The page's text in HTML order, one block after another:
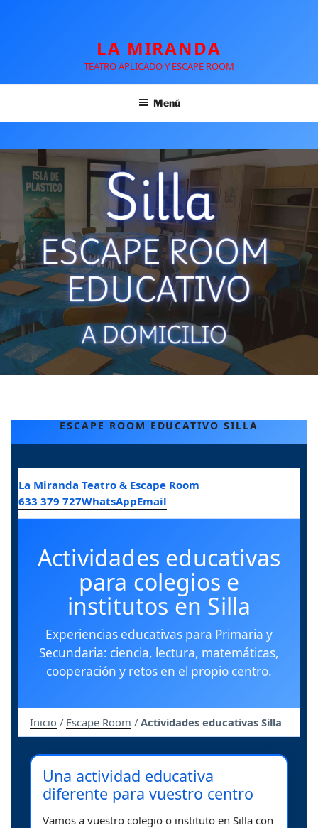
LA MIRANDA
TEATRO APLICADO Y ESCAPE ROOM
Menú
ESCAPE ROOM EDUCATIVO SILLA
La Miranda Teatro & Escape Room
633 379 727WhatsAppEmail
Actividades educativas
para colegios e
institutos en Silla
Experiencias educativas para Primaria y
Secundaria: ciencia, lectura, matemáticas,
cooperación y retos en el propio centro.
Inicio / Escape Room /Actividades educativas Silla
Una actividad educativa
diferente para vuestro centro
Vamos a vuestro colegio o instituto en Silla con